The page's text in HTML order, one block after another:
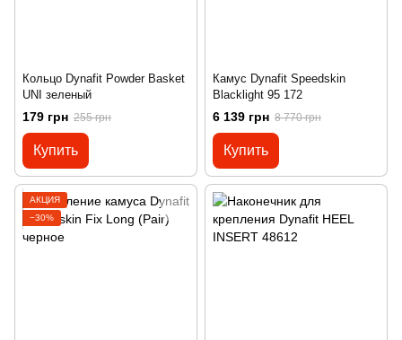
Кольцо Dynafit Powder Basket
UNI зеленый
179 грн 255 грн
Купить
Камус Dynafit Speedskin
Blacklight 95 172
6 139 грн 8 770 грн
Купить
АКЦИЯ
−30%